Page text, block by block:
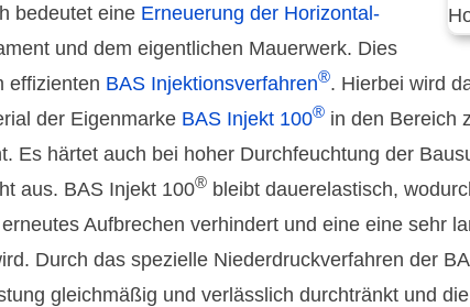
bedeutet eine Erneue­rung der Hori­zontal­
und dem eigent­lichen Mauer­werk. Dies
effi­zienten BAS Injek­tions­ver­fahren®. Hierbei wird
der Eigen­marke BAS Injekt 100®in den Bereich
Es härtet auch bei hoher Durch­feuch­tung der
aus. BAS Injekt 100®bleibt dauer­elas­tisch,
Aufbrechen ver­hindert und eine eine sehr
Durch das spezielle Nieder­druck­ver­fahren der
gleich­mäßig und verläss­lich durch­tränkt und